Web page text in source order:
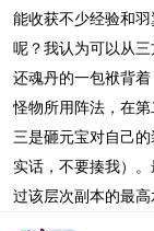
能收获不少经验和
呢？我认为可以从三
还魂丹的一包袱背
怪物所用阵法，在
三是砸元宝对自己
实话，不要揍我）
过该层次副本的最高